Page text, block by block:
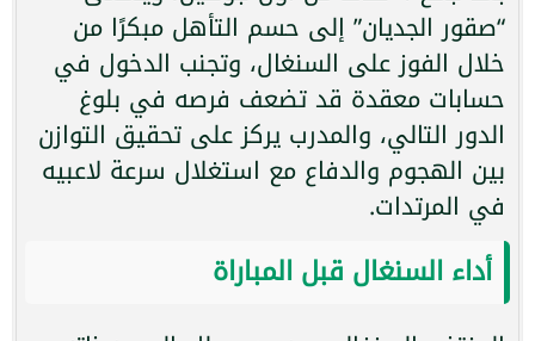
“صقور الجديان” إلى حسم التأهل مبكرًا من
خلال الفوز على السنغال، وتجنب الدخول في
حسابات معقدة قد تضعف فرصه في بلوغ
الدور التالي، والمدرب يركز على تحقيق التوازن
بين الهجوم والدفاع مع استغلال سرعة لاعبيه
في المرتدات.
أداء السنغال قبل المباراة